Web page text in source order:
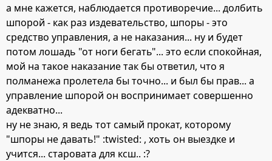
а мне кажется, наблюдается противоречие... долбить
шпорой - как раз издевательство, шпоры - это
средство управления, а не наказания... ну и будет
потом лошадь "от ноги бегать"... это если спокойная,
мой на такое наказание так бы ответил, что я
полманежа пролетела бы точно... и был бы прав... а
управление шпорой он воспринимает совершенно
адекватно...
ну не знаю, я ведь тот самый прокат, которому
"шпоры не давать!" :twisted: , хоть он выездке и
учится... старовата для ксш.. :?